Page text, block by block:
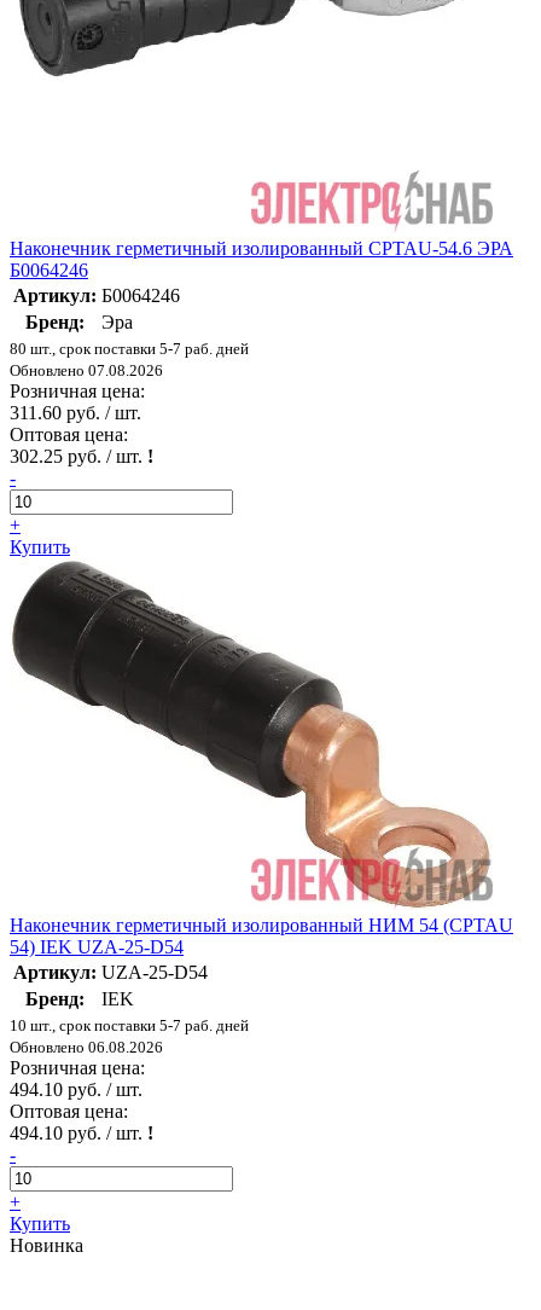
Наконечник герметичный изолированный CPTAU-54.6 ЭРА
Б0064246
Артикул: Б0064246
Бренд:
Эра
80 шт., срок поставки 5-7 раб. дней
Обновлено 07.08.2026
Розничная цена:
311.60 руб. / шт.
Оптовая цена:
302.25 руб. / шт. !
-
+
Купить
Наконечник герметичный изолированный НИМ 54 (CPTAU
54) IEK UZA-25-D54
Артикул: UZA-25-D54
Бренд:
IEK
10 шт., срок поставки 5-7 раб. дней
Обновлено 06.08.2026
Розничная цена:
494.10 руб. / шт.
Оптовая цена:
494.10 руб. / шт. !
-
+
Купить
Новинка